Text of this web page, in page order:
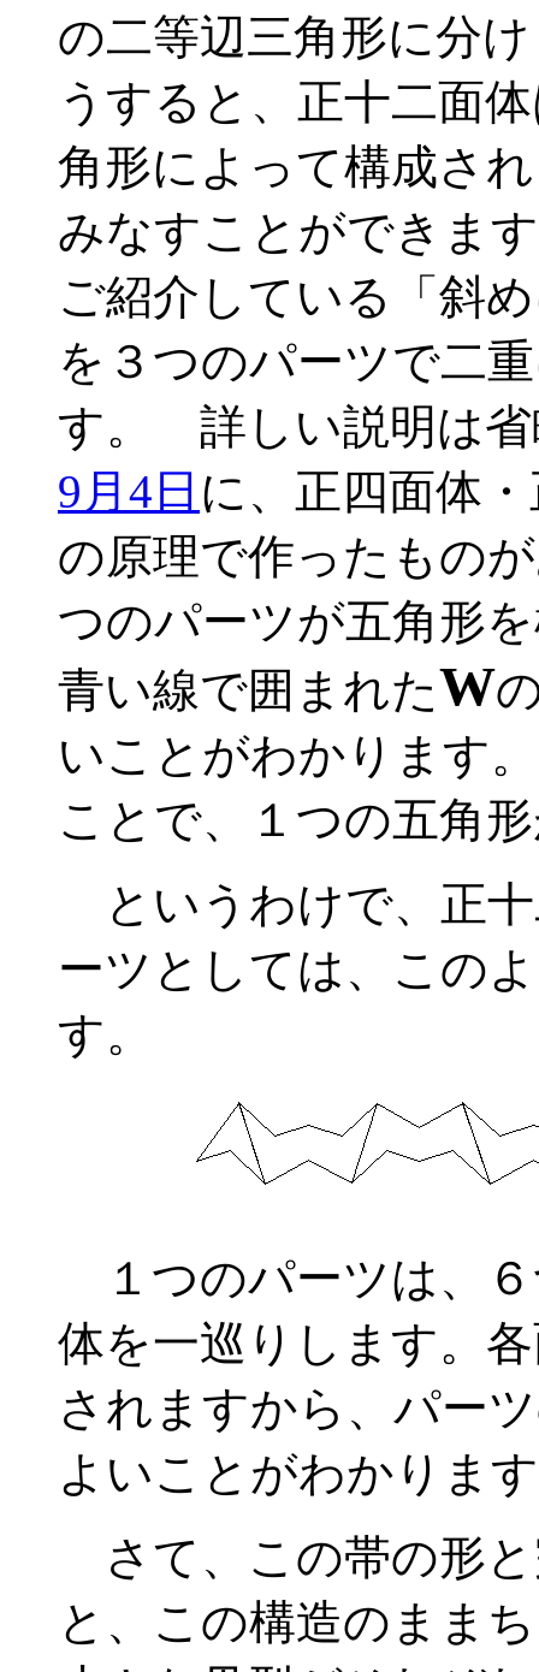
の二等辺三角形に分
うすると、正十二面
角形によって構成さ
みなすことができま
ご紹介している「斜
を３つのパーツで二
す。 詳しい説明は省
9月4日 に、正四面体
の原理で作ったもの
つのパーツが五角形
青い線で囲まれたW
いことがわかります
ことで、１つの五角
というわけで、正
ーツとしては、この
す。
１つのパーツは、
体を一巡りします。
されますから、パー
よいことがわかりま
さて、この帯の形
と、この構造のまま